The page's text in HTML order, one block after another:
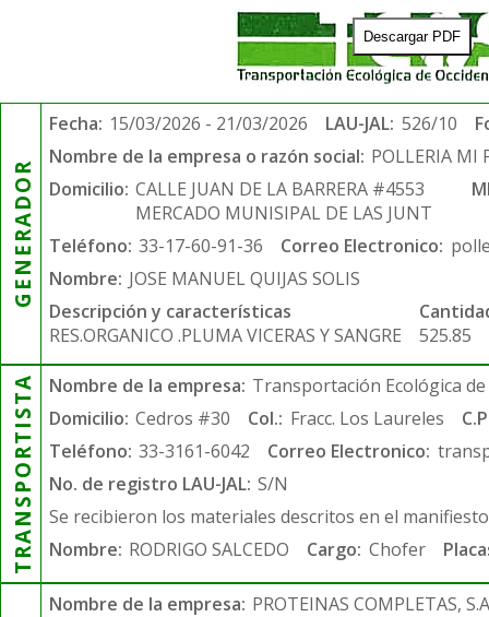
Descargar PDF
GENERADOR
Fecha: 15/03/2026 - 21/03/2026 LAU-JAL: 526/10
Nombre de la empresa o razón social: POLLERIA MI
Domicilio: CALLE JUAN DE LA BARRERA #4553
MERCADO MUNISIPAL DE LAS JUNT
Teléfono: 33-17-60-91-36 Correo Electronico:
Nombre: JOSE MANUEL QUIJAS SOLIS
Descripción y características
RES.ORGANICO .PLUMA VICERAS Y SANGRE
525.85
TRANSPORTISTA Nombre de la empresa: Transportación Ecológica de
Domicilio: Cedros #30 Col.: Fracc. Los Laureles
Teléfono: 33-3161-6042 Correo Electronico:
No. de registro LAU-JAL: S/N
Se recibieron los materiales descritos en el
Nombre: RODRIGO SALCEDO Cargo: Chofer
Nombre de la empresa: PROTEINAS COMPLETAS,